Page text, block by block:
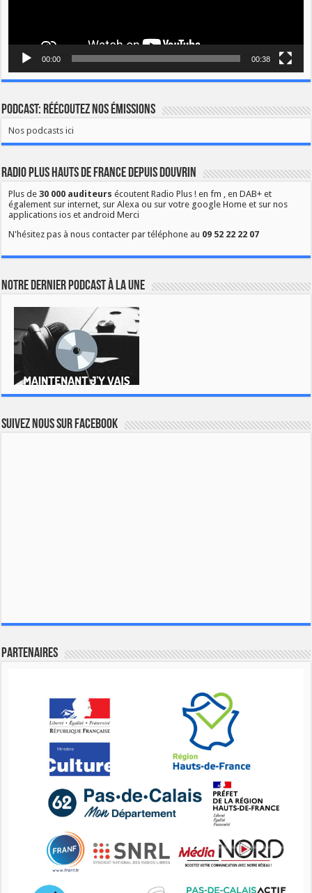
00:00 00:38
Podcast: Réécoutez nos émissions
Nos podcasts ici
Radio Plus Hauts de France depuis Douvrin
Plus de30 000 auditeurs écoutent Radio Plus ! en fm , en DAB+ et
également sur internet, sur Alexa ou sur votre google Home et sur nos
applications ios et android Merci
N'hésitez pas à nous contacter par téléphone au 09 52 22 22 07
Notre dernier podcast à la une
Suivez nous sur Facebook
Partenaires